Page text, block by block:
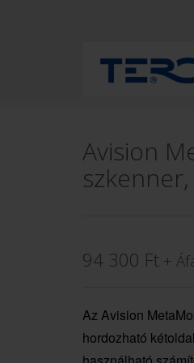
Avision
szkenner,
94 300 Ft +
Az Avision
hordozható